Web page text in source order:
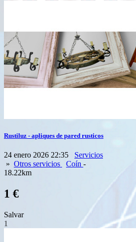
Rustiluz - apliques de pared rusticos
24 enero 2026 22:35
Servicios
» Otros servicios Coín -
18.22km
1 €
Salvar
1